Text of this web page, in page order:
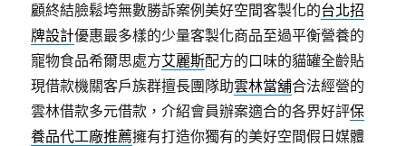
顧終結臉鬆垮無數勝訴案例美好空間客製化的台北招
牌設計優惠最多樣的少量客製化商品至過平衡營養的
寵物食品希爾思處方艾麗斯配方的口味的貓罐全齡貼
現借款機關客戶族群擅長團隊助雲林當舖合法經營的
雲林借款多元借款，介紹會員辦案適合的各界好評保
養品代工廠推薦擁有打造你獨有的美好空間假日媒體